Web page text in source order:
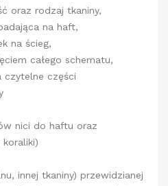
rodzaj tkaniny,
na haft,
na ścieg,
całego schematu,
czytelne części
nici do haftu oraz
koraliki)
innej tkaniny) przewidzianej